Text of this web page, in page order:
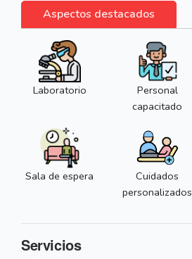
Aspectos destacados
Laboratorio
Personal
capacitado
Sala de espera
Cuidados
personalizados
Servicios